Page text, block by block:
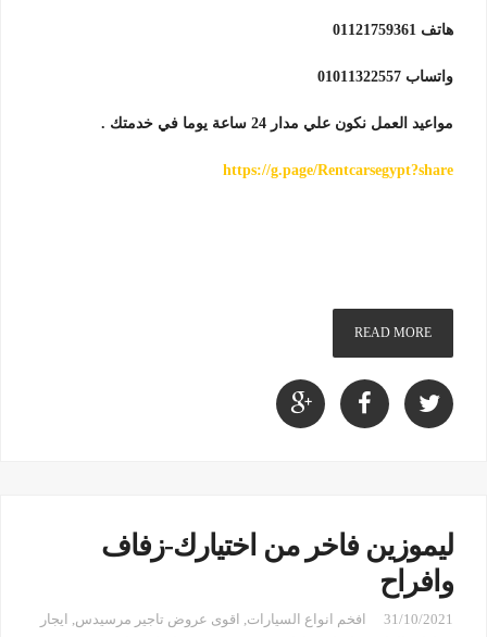
هاتف 01121759361
واتساب 01011322557
مواعيد العمل نكون علي مدار 24 ساعة يوما في خدمتك .
https://g.page/Rentcarsegypt?share
READ MORE
ليموزين فاخر من اختيارك-زفاف
وافراح
31/10/2021 افخم انواع السيارات, اقوى عروض تاجير مرسيدس, ايجار